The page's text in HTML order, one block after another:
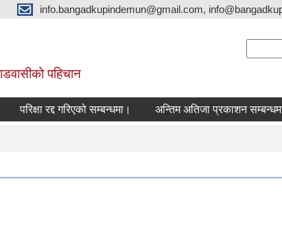
info.bangadkupindemun@gmail.com,
पहिचान
रद्द गरिएको सम्बन्धमा। अन्तिम अतिजा प्रकाशन सम्बन्धमा।